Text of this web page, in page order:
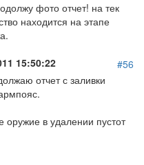
фото отчет! на тек
находится на этапе
15:50:22
#56
отчет с заливки
в удалении пустот